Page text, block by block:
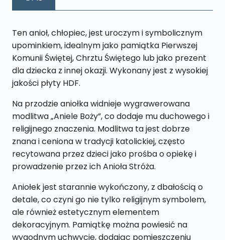
Chrztu
-
niebieski
AWS6
Ten anioł, chłopiec, jest uroczym i symbolicznym
upominkiem, idealnym jako pamiątka Pierwszej
Komunii Świętej, Chrztu Świętego lub jako prezent
dla dziecka z innej okazji. Wykonany jest z wysokiej
jakości płyty HDF.
Na przodzie aniołka widnieje wygrawerowana
modlitwa „Aniele Boży”, co dodaje mu duchowego i
religijnego znaczenia. Modlitwa ta jest dobrze
znana i ceniona w tradycji katolickiej, często
recytowana przez dzieci jako prośba o opiekę i
prowadzenie przez ich Anioła Stróża.
Aniołek jest starannie wykończony, z dbałością o
detale, co czyni go nie tylko religijnym symbolem,
ale również estetycznym elementem
dekoracyjnym. Pamiątkę można powiesić na
wygodnym uchwycie, dodając pomieszczeniu